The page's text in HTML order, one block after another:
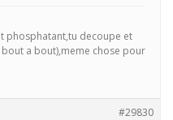
phosphatant,tu decoupe et
a bout),meme chose pour
#29830